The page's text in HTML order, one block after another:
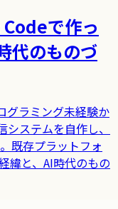
で作っ
代のものづ
グラミング未経験か
ステムを自作し、
既存プラットフォ
緯と、AI時代のもの